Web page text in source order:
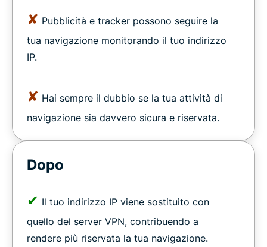
✘ Pubblicità e tracker possono seguire la
tua navigazione monitorando il tuo indirizzo
IP.
✘ Hai sempre il dubbio se la tua attività di
navigazione sia davvero sicura e riservata.
Dopo
✔ Il tuo indirizzo IP viene sostituito con
quello del server VPN, contribuendo a
rendere più riservata la tua navigazione.